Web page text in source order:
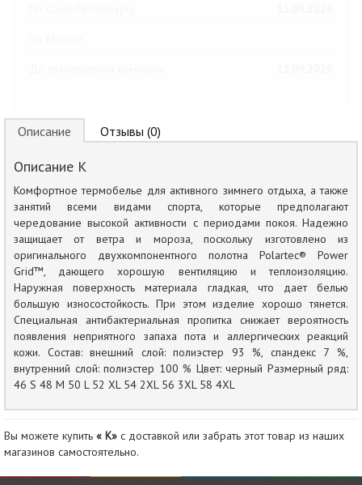
Описание Отзывы (0)
Описание К
Комфортное термобелье для активного зимнего отдыха, а также
занятий всеми видами спорта, которые предполагают
чередование высокой активности с периодами покоя. Надежно
защищает от ветра и мороза, поскольку изготовлено из
оригинального двухкомпонентного полотна Polartec® Power
Grid™, дающего хорошую вентиляцию и теплоизоляцию.
Наружная поверхность материала гладкая, что дает белью
большую износостойкость. При этом изделие хорошо тянется.
Специальная антибактериальная пропитка снижает вероятность
появления неприятного запаха пота и аллергических реакций
кожи. Состав: внешний слой: полиэстер 93 %, спандекс 7 %,
внутренний слой: полиэстер 100 % Цвет: черный Размерный ряд:
46 S 48 M 50 L 52 XL 54 2XL 56 3XL 58 4XL
Вы можете купить « К» с доставкой или забрать этот товар из наших
магазинов самостоятельно.